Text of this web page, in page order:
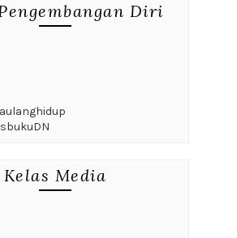
Diri
Kelas Media